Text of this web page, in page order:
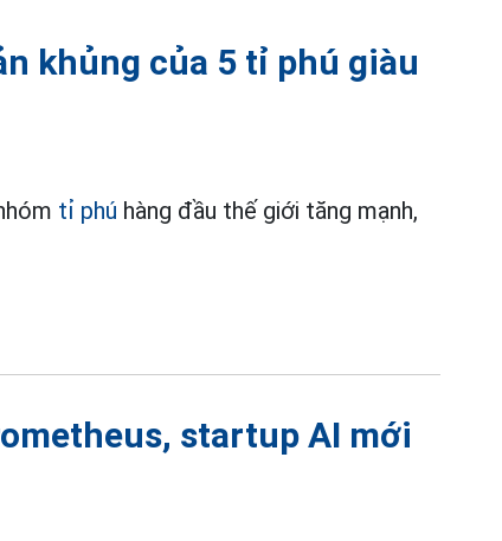
khủng của 5 tỉ phú giàu
tỉ phú hàng đầu thế giới tăng mạnh,
startup AI mới